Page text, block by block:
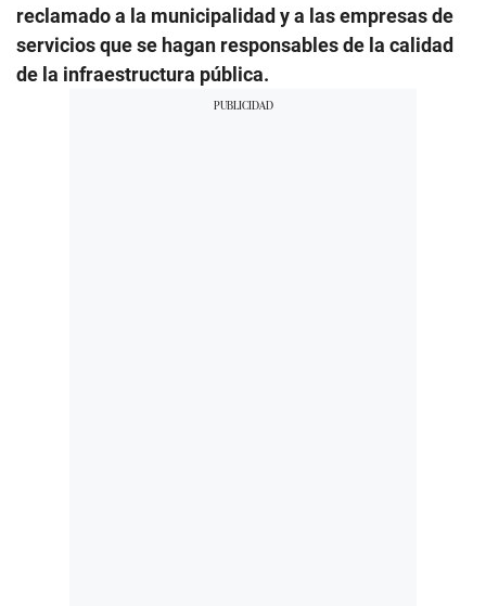
reclamado a la municipalidad y a las empresas de
servicios que se hagan responsables de la calidad
de la infraestructura pública.